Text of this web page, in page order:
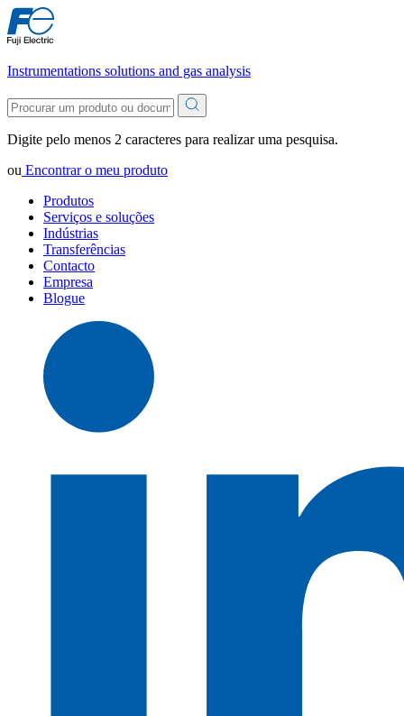
Instrumentations solutions and gas analysis
Digite pelo menos 2 caracteres para realizar uma pesquisa.
ou Encontrar o meu produto
Produtos
Serviços e soluções
Indústrias
Transferências
Contacto
Empresa
Blogue